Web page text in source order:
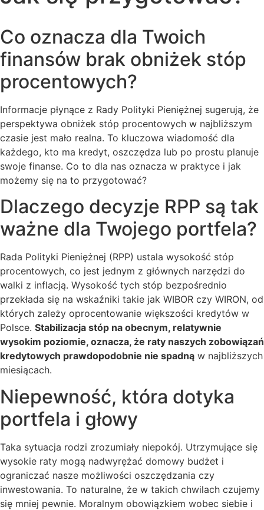
Co oznacza dla Twoich
finansów brak obniżek stóp
procentowych?
Informacje płynące z Rady Polityki Pieniężnej sugerują, że
perspektywa obniżek stóp procentowych w najbliższym
czasie jest mało realna. To kluczowa wiadomość dla
każdego, kto ma kredyt, oszczędza lub po prostu planuje
swoje finanse. Co to dla nas oznacza w praktyce i jak
możemy się na to przygotować?
Dlaczego decyzje RPP są tak
ważne dla Twojego portfela?
Rada Polityki Pieniężnej (RPP) ustala wysokość stóp
procentowych, co jest jednym z głównych narzędzi do
walki z inflacją. Wysokość tych stóp bezpośrednio
przekłada się na wskaźniki takie jak WIBOR czy WIRON, od
których zależy oprocentowanie większości kredytów w
Polsce. Stabilizacja stóp na obecnym, relatywnie
wysokim poziomie, oznacza, że raty naszych zobowiązań
kredytowych prawdopodobnie nie spadną w najbliższych
miesiącach.
Niepewność, która dotyka
portfela i głowy
Taka sytuacja rodzi zrozumiały niepokój. Utrzymujące się
wysokie raty mogą nadwyrężać domowy budżet i
ograniczać nasze możliwości oszczędzania czy
inwestowania. To naturalne, że w takich chwilach czujemy
się mniej pewnie. Moralnym obowiązkiem wobec siebie i